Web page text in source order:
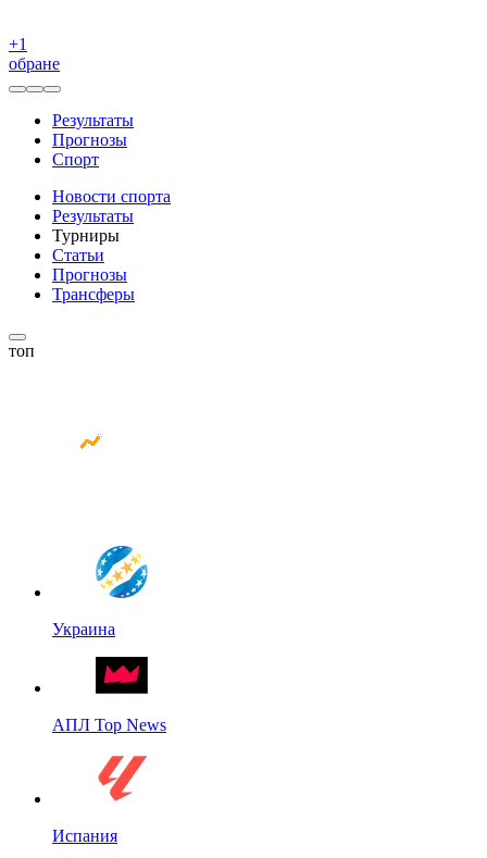
+1
обране
Результаты
Прогнозы
Спорт
Новости спорта
Результаты
Турниры
Статьи
Прогнозы
Трансферы
топ
Украина
АПЛ Top News
Испания